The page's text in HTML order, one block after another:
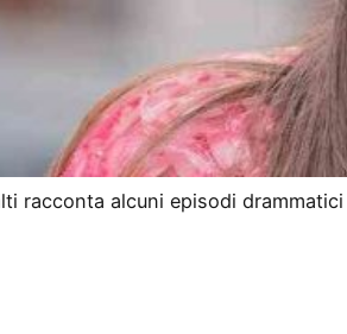
racconta alcuni episodi